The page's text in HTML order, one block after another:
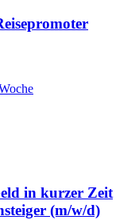
in kurzer Zeit
(m/w/d)